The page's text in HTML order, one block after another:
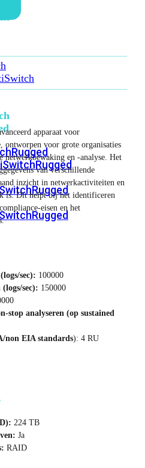
apparaat voor
ontworpen voor grote organisaties
netwerkbewaking en -analyse. Het
van verschillende
inzicht in netwerkactiviteiten en
is. Dit helpt bij het identificeren
eisen en het
sec): 100000
sec): 150000
stop analyseren (op sustained
non EIA standards): 4 RU
224 TB
Ja
RAID